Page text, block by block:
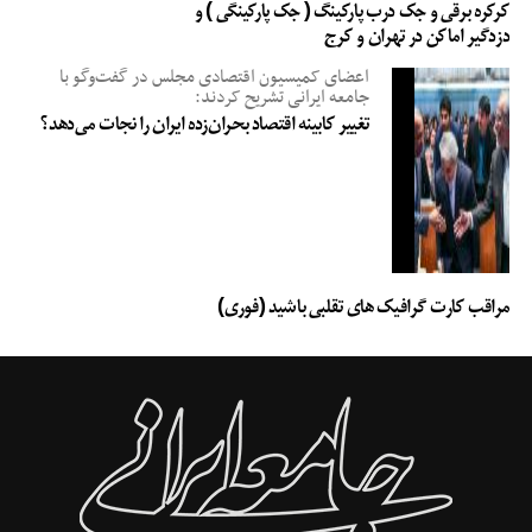
که منتظر رسیدگی به درخواست‌هایشان هستند، برای گرفتن مجوز کار هم اقدام
کنند.
جدیدترین روش های اقامت دائم کانادا: ۹. والدین و پدر بزرگ و مادر بزرگ
برنامه والدین و پدر بزرگ‌ها و مادر بزرگ‌ها کانادا بر اساس یک سیستم قرعه کشی عمل
می‌کند که به‌صورت تصادفی توسط حامیان مالی اجرا می‌شود. والدین و پدربزرگ‌ها و
مادربزرگ‌هایی که در این قرعه‌کشی انتخاب نشدند، می‌توانند از طریق سوپر ویزا
می‌رود که در یک سال حدود ۷۵۰۰۰۰ نفر در کانادا تحصیل کنند. آن‌ها می‌توانند با
یک مجوز تحصیلی معتبر برای کار حین تحصیل اقدام کنند. در ضمن، امکان اخذ
مجوز کار بعد از فارغ تحصیلی هم وجود دارد. خیلی از مشاورن و موسسات مهاجرتی
وعده‌ی اقامت دائم کانادا را به دانشجویان می‌دهند. اما به دلیل تقاضای بالا، فقط
کرکره برقی و جک درب پارکینگ ( جک پارکینگی ) و
دزدگیر اماکن در تهران و کرج
اعضای کمیسیون اقتصادی مجلس در گفت‌وگو با
جامعه ایرانی تشریح کردند:
تغییر کابینه اقتصاد بحران‌زده ایران را نجات می‌دهد؟
مراقب کارت گرافیک های تقلبی باشید (فوری)